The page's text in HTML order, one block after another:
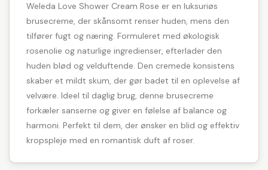
Weleda Love Shower Cream Rose er en luksuriøs
brusecreme, der skånsomt renser huden, mens den
tilfører fugt og næring. Formuleret med økologisk
rosenolie og naturlige ingredienser, efterlader den
huden blød og velduftende. Den cremede konsistens
skaber et mildt skum, der gør badet til en oplevelse af
velvære. Ideel til daglig brug, denne brusecreme
forkæler sanserne og giver en følelse af balance og
harmoni. Perfekt til dem, der ønsker en blid og effektiv
kropspleje med en romantisk duft af roser.